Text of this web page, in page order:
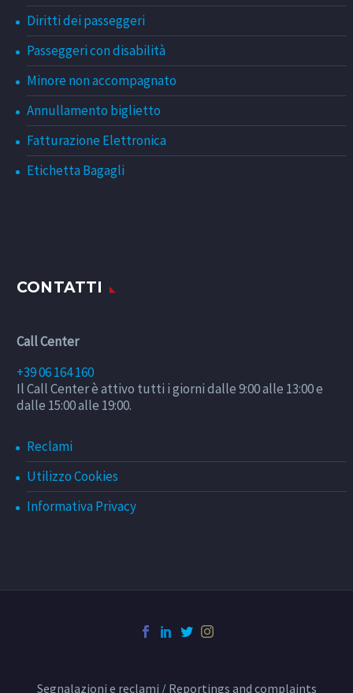
Diritti dei passeggeri
Passeggeri con disabilità
Minore non accompagnato
Annullamento biglietto
Fatturazione Elettronica
Etichetta Bagagli
CONTATTI
Call Center
+39 06 164 160
Il Call Center è attivo tutti i giorni dalle 9:00 alle 13:00 e
dalle 15:00 alle 19:00.
Reclami
Utilizzo Cookies
Informativa Privacy
Segnalazioni e reclami / Reportings and complaints